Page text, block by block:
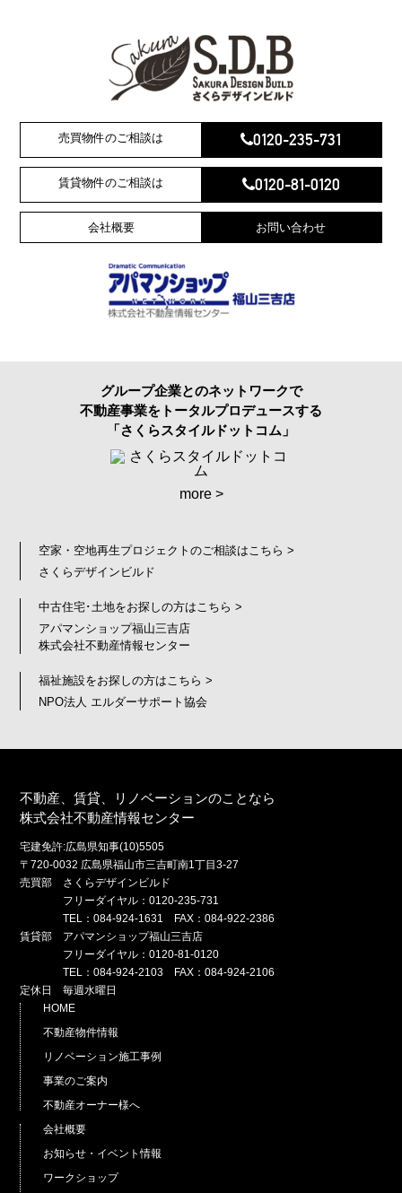
売買物件のご相談は 0120-235-731
賃貸物件のご相談は 0120-81-0120
会社概要 お問い合わせ
グループ企業とのネットワークで
不動産事業をトータルプロデュースする
「さくらスタイルドットコム」
more >
空家・空地再生プロジェクトのご相談はこちら >
さくらデザインビルド
中古住宅･土地をお探しの方はこちら >
アパマンショップ福山三吉店
株式会社不動産情報センター
福祉施設をお探しの方はこちら >
NPO法人 エルダーサポート協会
不動産、賃貸、リノベーションのことなら
株式会社不動産情報センター
宅建免許:広島県知事(10)5505
〒720-0032 広島県福山市三吉町南1丁目3-27
売買部 さくらデザインビルド
フリーダイヤル：0120-235-731
TEL：084-924-1631 FAX：084-922-2386
賃貸部 アパマンショップ福山三吉店
フリーダイヤル：0120-81-0120
TEL：084-924-2103 FAX：084-924-2106
定休日 毎週水曜日
HOME
不動産物件情報
リノベーション施工事例
事業のご案内
不動産オーナー様へ
会社概要
お知らせ・イベント情報
ワークショップ